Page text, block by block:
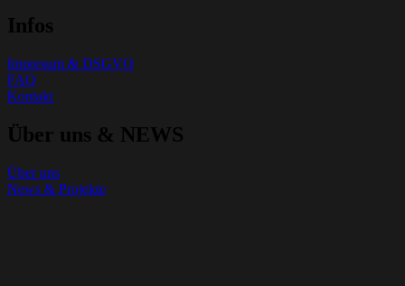
Infos
Impresum & DSGVO
FAQ
Kontakt
Über uns & NEWS
Über uns
News & Projekte